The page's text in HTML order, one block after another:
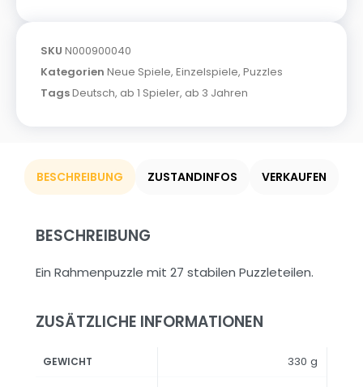
SKU N000900040
Kategorien Neue Spiele, Einzelspiele, Puzzles
TagsDeutsch, ab 1 Spieler, ab 3 Jahren
BESCHREIBUNG ZUSTANDINFOS VERKAUFEN
BESCHREIBUNG
Ein Rahmenpuzzle mit 27 stabilen Puzzleteilen.
ZUSÄTZLICHE INFORMATIONEN
GEWICHT 330 g